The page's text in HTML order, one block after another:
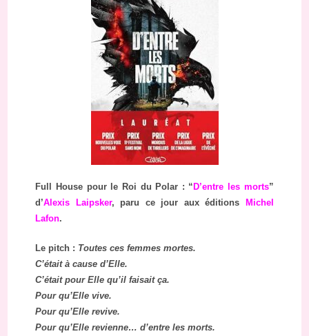
Full House pour le Roi du Polar : “ D’entre les morts”
d’Alexis Laipsker, paru ce jour aux éditions
Michel
Lafon.
Le pitch : Toutes ces femmes mortes.
C’était à cause d’Elle.
C’était pour Elle qu’il faisait ça.
Pour qu’Elle vive.
Pour qu’Elle revive.
Pour qu’Elle revienne… d’entre les morts.